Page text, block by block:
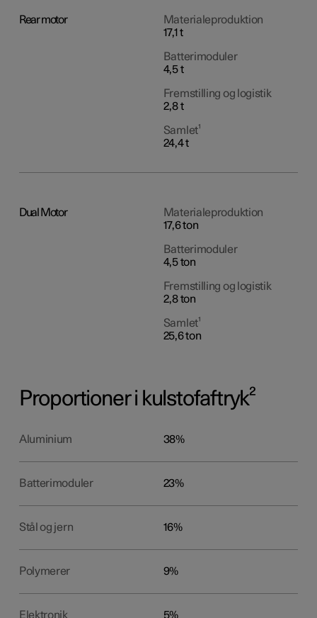
Rear motor
Materialeproduktion
17,1 t
Batterimoduler
4,5 t
Fremstilling og logistik
2,8 t
Samlet¹
24,4 t
Dual Motor
Materialeproduktion
17,6 ton
Batterimoduler
4,5 ton
Fremstilling og logistik
2,8 ton
Samlet¹
25,6 ton
Proportioner i kulstofaftryk²
Aluminium 38%
Batterimoduler 23%
Stål og jern 16%
Polymerer 9%
Elektronik 5%